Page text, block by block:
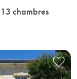
chambres